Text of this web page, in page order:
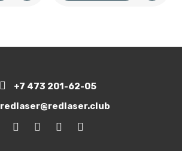
+7 473 201-62-05
redlaser@redlaser.club